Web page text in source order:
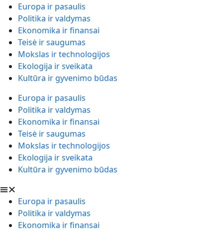
Europa ir pasaulis
Politika ir valdymas
Ekonomika ir finansai
Teisė ir saugumas
Mokslas ir technologijos
Ekologija ir sveikata
Kultūra ir gyvenimo būdas
Europa ir pasaulis
Politika ir valdymas
Ekonomika ir finansai
Teisė ir saugumas
Mokslas ir technologijos
Ekologija ir sveikata
Kultūra ir gyvenimo būdas
Europa ir pasaulis
Politika ir valdymas
Ekonomika ir finansai